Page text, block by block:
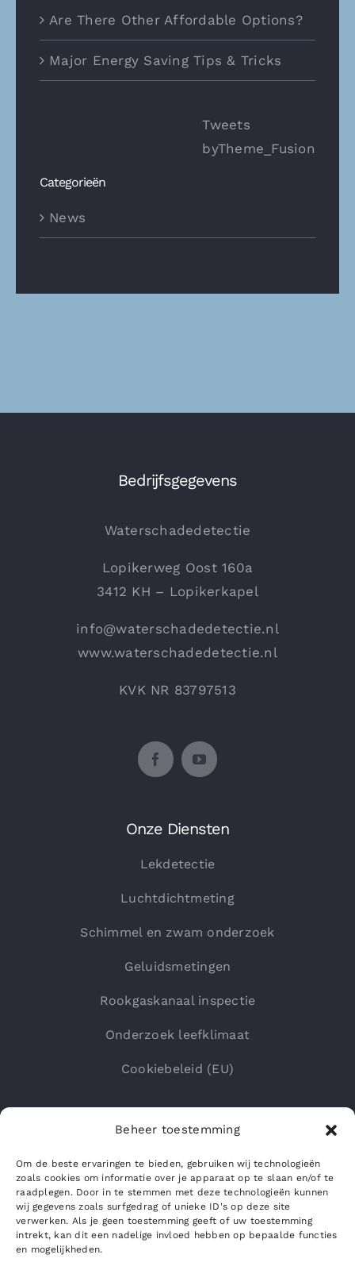
Beheer toestemming
Om de beste ervaringen te bieden, gebruiken wij technologieën
zoals cookies om informatie over je apparaat op te slaan en/of te
raadplegen. Door in te stemmen met deze technologieën kunnen
wij gegevens zoals surfgedrag of unieke ID's op deze site
verwerken. Als je geen toestemming geeft of uw toestemming
intrekt, kan dit een nadelige invloed hebben op bepaalde functies
en mogelijkheden.
Are There Other Affordable Options?
Major Energy Saving Tips & Tricks
Tweets
byTheme_Fusion
Categorieën
News
Bedrijfsgegevens
Waterschadedetectie
Lopikerweg Oost 160a
3412 KH – Lopikerkapel
info@waterschadedetectie.nl
www.waterschadedetectie.nl
KVK NR 83797513
Onze Diensten
Lekdetectie
Luchtdichtmeting
Schimmel en zwam onderzoek
Geluidsmetingen
Rookgaskanaal inspectie
Onderzoek leefklimaat
Cookiebeleid (EU)